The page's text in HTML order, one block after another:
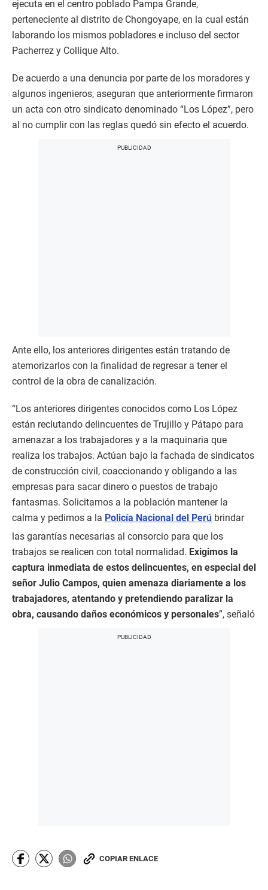
ejecuta en el centro poblado Pampa Grande,
perteneciente al distrito de Chongoyape, en la cual están
laborando los mismos pobladores e incluso del sector
Pacherrez y Collique Alto.
De acuerdo a una denuncia por parte de los moradores y
algunos ingenieros, aseguran que anteriormente firmaron
un acta con otro sindicato denominado “Los López”, pero
al no cumplir con las reglas quedó sin efecto el acuerdo.
Ante ello, los anteriores dirigentes están tratando de
atemorizarlos con la finalidad de regresar a tener el
control de la obra de canalización.
“Los anteriores dirigentes conocidos como Los López
están reclutando delincuentes de Trujillo y Pátapo para
amenazar a los trabajadores y a la maquinaria que
realiza los trabajos. Actúan bajo la fachada de sindicatos
de construcción civil, coaccionando y obligando a las
empresas para sacar dinero o puestos de trabajo
fantasmas. Solicitamos a la población mantener la
calma y pedimos a la Policía Nacional del Perú brindar
las garantías necesarias al consorcio para que los
trabajos se realicen con total normalidad. Exigimos la
captura inmediata de estos delincuentes, en especial del
señor Julio Campos, quien amenaza diariamente a los
trabajadores, atentando y pretendiendo paralizar la
obra, causando daños económicos y personales”, señaló
COPIAR ENLACE